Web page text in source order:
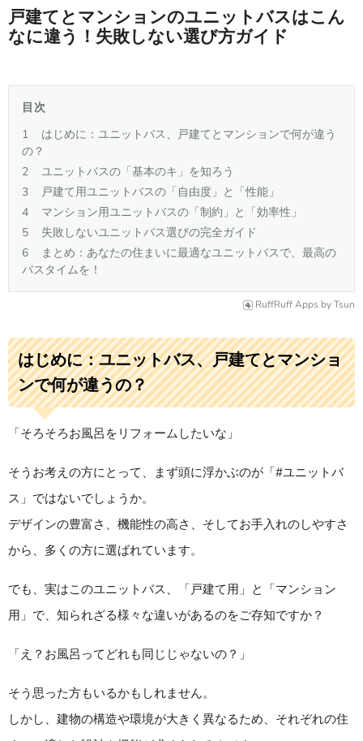
戸建てとマンションのユニットバスはこん
なに違う！失敗しない選び方ガイド
目次
はじめに：ユニットバス、戸建てとマンションで何が違う
の？
ユニットバスの「基本のキ」を知ろう
戸建て用ユニットバスの「自由度」と「性能」
マンション用ユニットバスの「制約」と「効率性」
失敗しないユニットバス選びの完全ガイド
まとめ：あなたの住まいに最適なユニットバスで、最高の
バスタイムを！
RuffRuff Apps byTsun
はじめに：ユニットバス、戸建てとマンショ
ンで何が違うの？
「そろそろお風呂をリフォームしたいな」
そうお考えの方にとって、まず頭に浮かぶのが「#ユニットバ
ス」ではないでしょうか。
デザインの豊富さ、機能性の高さ、そしてお手入れのしやすさ
から、多くの方に選ばれています。
でも、実はこのユニットバス、「戸建て用」と「マンション
用」で、知られざる様々な違いがあるのをご存知ですか？
「え？お風呂ってどれも同じじゃないの？」
そう思った方もいるかもしれません。
しかし、建物の構造や環境が大きく異なるため、それぞれの住